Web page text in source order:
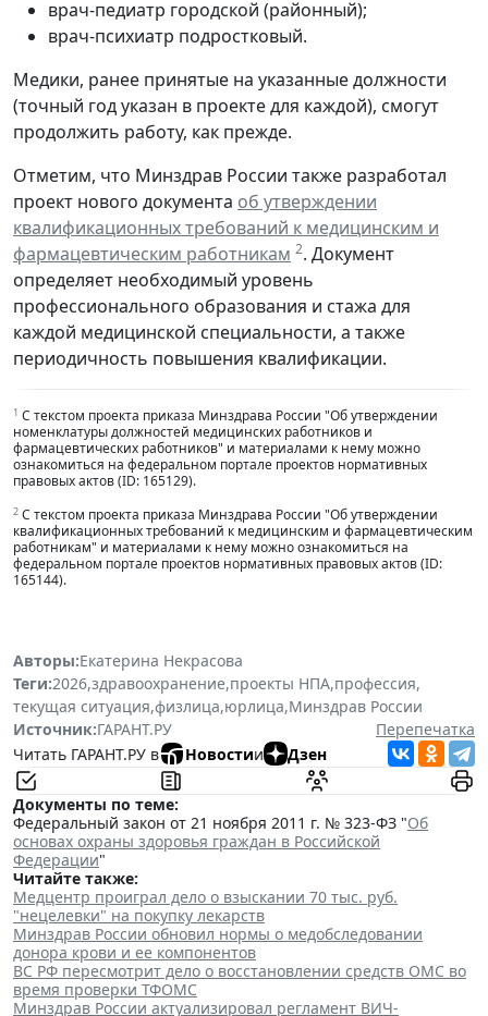
врач-педиатр городской (районный);
врач-психиатр подростковый.
Медики, ранее принятые на указанные должности
(точный год указан в проекте для каждой), смогут
продолжить работу, как прежде.
Отметим, что Минздрав России также разработал
проект нового документа об утверждении
квалификационных требований к медицинским и
фармацевтическим работникам 2. Документ
определяет необходимый уровень
профессионального образования и стажа для
каждой медицинской специальности, а также
периодичность повышения квалификации.
1 С текстом проекта приказа Минздрава России "Об утверждении
номенклатуры должностей медицинских работников и
фармацевтических работников" и материалами к нему можно
ознакомиться на федеральном портале проектов нормативных
правовых актов (ID: 165129).
2 С текстом проекта приказа Минздрава России "Об утверждении
квалификационных требований к медицинским и фармацевтическим
работникам" и материалами к нему можно ознакомиться на
федеральном портале проектов нормативных правовых актов (ID:
165144).
Авторы:Екатерина Некрасова
Теги:2026,здравоохранение,проекты НПА,профессия,
текущая ситуация,физлица,юрлица,Минздрав России
Источник:ГАРАНТ.РУ
Перепечатка
Читать ГАРАНТ.РУ в
Новостии Дзен
Документы по теме:
Федеральный закон от 21 ноября 2011 г. № 323-ФЗ "Об
основах охраны здоровья граждан в Российской
Федерации"
Читайте также:
Медцентр проиграл дело о взыскании 70 тыс. руб.
"нецелевки" на покупку лекарств
Минздрав России обновил нормы о медобследовании
донора крови и ее компонентов
ВС РФ пересмотрит дело о восстановлении средств ОМС во
время проверки ТФОМС
Минздрав России актуализировал регламент ВИЧ-